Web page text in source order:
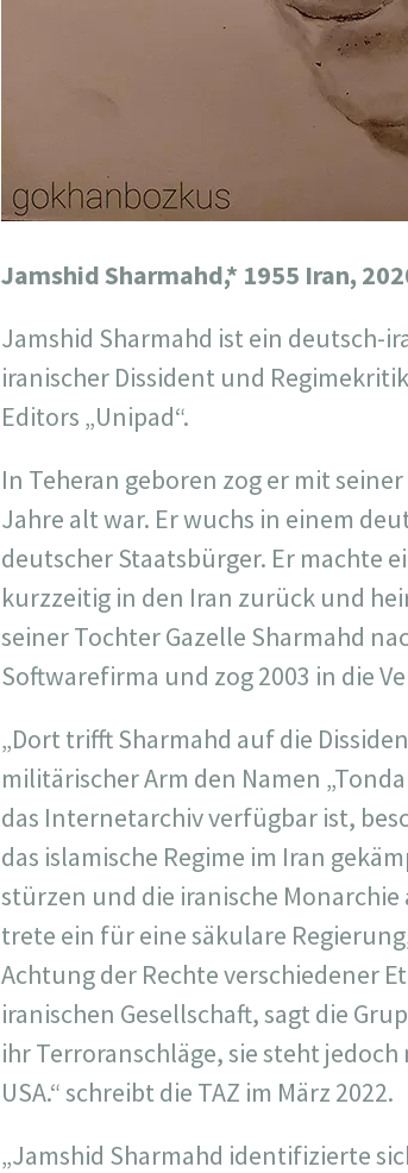
Jamshid Sharmahd,* 1955 Iran,
Jamshid Sharmahd ist ein deutsch-
iranischer Dissident und
Editors „Unipad“.
In Teheran geboren zog er mit
Jahre alt war. Er wuchs in einem
deutscher Staatsbürger. Er machte
kurzzeitig in den Iran zurück und
seiner Tochter Gazelle Sharmahd
Softwarefirma und zog 2003 in die
„Dort trifft Sharmahd auf die
militärischer Arm den Namen
das Internetarchiv verfügbar ist,
das islamische Regime im Iran
stürzen und die iranische
trete ein für eine säkulare
Achtung der Rechte verschiedener
iranischen Gesellschaft, sagt die
ihr Terroranschläge, sie steht
USA.“ schreibt die TAZ im März 2022.
„Jamshid Sharmahd identifizierte